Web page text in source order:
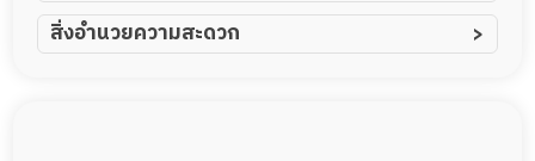
ผู้ป่วยอัมพาต อัมพฤกษ์
ผู้ป่วยอัลไซเมอร์
สิ่งอำนวยความสะดวก